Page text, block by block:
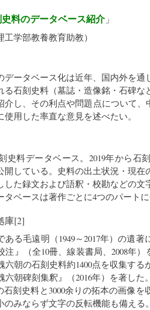
料のデータベース紹介」
工学部教養教育助教）
データベース化は近年、国内外を通
る石刻史料（墓誌・造像銘・石碑
介し、その利点や問題点について、
用した率直な意見を述べたい。
史料データベース。2019年から石
開している。史料の出土状況・現
した録文および語釈・校勘などの文
タベースは著作ごとに4つのパート
庫[2]
る毛遠明（1949～2017年）の遺
』（全10冊、線装書局、2008年）
朝の石刻史料約1400点を収集す
六朝碑刻集釈』（2016年）を著し
石刻史料と3000余りの拓本の画像
のみならず文字の反転機能も備える